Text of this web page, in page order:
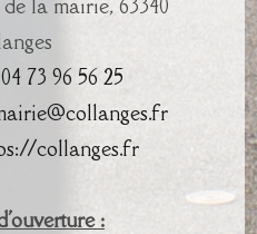
04 73 96 56 25
collanges.fr
: